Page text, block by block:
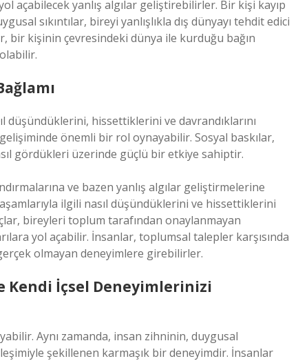
açabilecek yanlış algılar geliştirebilirler. Bir kişi kayıp
sıkıntılar, bireyi yanlışlıkla dış dünyayı tehdit edici
bir kişinin çevresindeki dünya ile kurduğu bağın
hissettiklerini ve davrandıklarını
önemli bir rol oynayabilir. Sosyal baskılar,
gördükleri üzerinde güçlü bir etkiye sahiptir.
ve bazen yanlış algılar geliştirmelerine
ilgili nasıl düşündüklerini ve hissettiklerini
bireyleri toplum tarafından onaylanmayan
yol açabilir. İnsanlar, toplumsal talepler karşısında
olmayan deneyimlere girebilirler.
Kendi İçsel Deneyimlerinizi
Aynı zamanda, insan zihninin, duygusal
şekillenen karmaşık bir deneyimdir. İnsanlar